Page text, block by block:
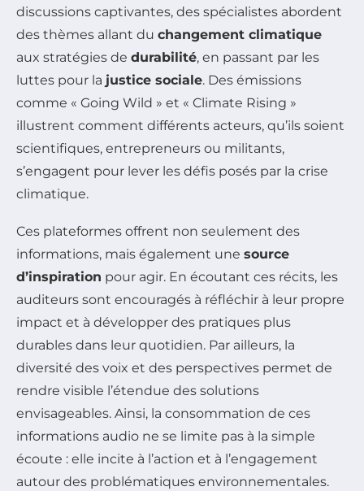
discussions captivantes, des spécialistes abordent
des thèmes allant du changement climatique
aux stratégies de durabilité, en passant par les
luttes pour la justice sociale. Des émissions
comme « Going Wild » et « Climate Rising »
illustrent comment différents acteurs, qu’ils soient
scientifiques, entrepreneurs ou militants,
s’engagent pour lever les défis posés par la crise
climatique.
Ces plateformes offrent non seulement des
informations, mais également une source
d’inspiration pour agir. En écoutant ces récits, les
auditeurs sont encouragés à réfléchir à leur propre
impact et à développer des pratiques plus
durables dans leur quotidien. Par ailleurs, la
diversité des voix et des perspectives permet de
rendre visible l’étendue des solutions
envisageables. Ainsi, la consommation de ces
informations audio ne se limite pas à la simple
écoute : elle incite à l’action et à l’engagement
autour des problématiques environnementales.